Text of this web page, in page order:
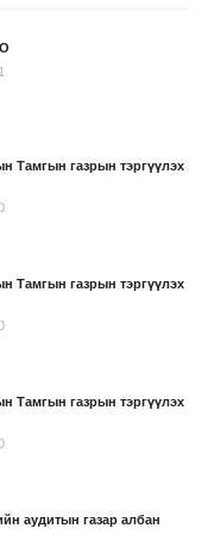
Тамгын газрын тэргүүлэх
Тамгын газрын тэргүүлэх
Тамгын газрын тэргүүлэх
аудитын газар албан